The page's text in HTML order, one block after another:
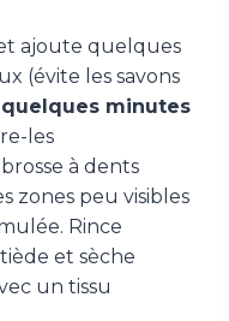
ajoute quelques
(évite les savons
minutes
les
à dents
zones peu visibles
Rince
et sèche
un tissu